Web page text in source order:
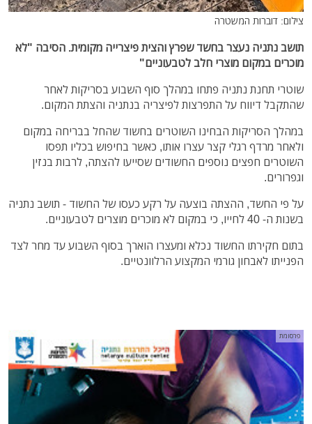
צילום: דוברות המשטרה
תושב נתניה נעצר בחשד שפרץ והצית פיצרייה מקומית. הסיבה "לא
מוכרים במקום מוצרי חלב לטבעוניים"
שוטרי תחנת נתניה פתחו במהלך סוף השבוע בסריקות לאחר
שהתקבל דיווח על התפרצות לפיצריה בנתניה והצתת המקום.
במהלך הסריקות הבחינו השוטרים בחשוד שהחל בבריחה במקום
ולאחר מרדף רגלי קצר עצרו אותו, כאשר בחיפוש בכליו תפסו
השוטרים חפצים נוספים החשודים שסייעו להצתה, לרבות בנזין
וגפרורים.
על פי החשד, ההצתה בוצעה על רקע כעסו של החשוד - תושב נתניה
בשנות ה- 40 לחייו, כי במקום לא מוכרים מוצרים לטבעוניים.
בתום חקירתו החשוד נכלא ומעצרו הוארך בסוף השבוע עד מחר לצד
הפנייתו לאבחון גורמי המקצוע הרלוונטיים.
פרסומת